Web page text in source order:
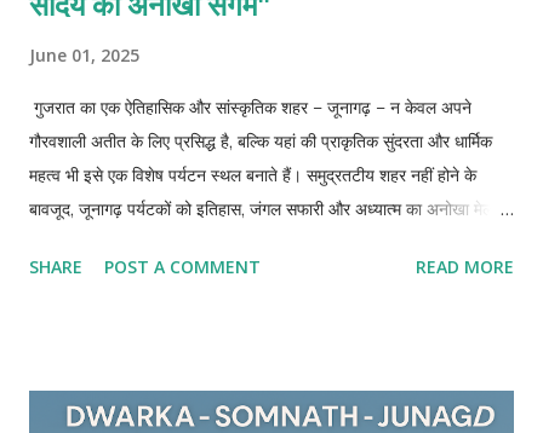
June 01, 2025
गुजरात का एक ऐतिहासिक और सांस्कृतिक शहर – जूनागढ़ – न केवल अपने
गौरवशाली अतीत के लिए प्रसिद्ध है, बल्कि यहां की प्राकृतिक सुंदरता और धार्मिक
महत्व भी इसे एक विशेष पर्यटन स्थल बनाते हैं। समुद्रतटीय शहर नहीं होने के
बावजूद, जूनागढ़ पर्यटकों को इतिहास, जंगल सफारी और अध्यात्म का अनोखा मेल
प्रमुख स्थल उपरकोट किला है, जिसकी नींव लगभग 2300 साल पहले रखी गई थी।
(Gir National Park): जूनागढ़ की शान है गिर का जंगल , जो एशियाई शेरों का
SHARE POST A COMMENT READ MORE